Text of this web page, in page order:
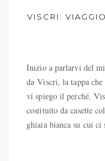
VISCRI:
Inizio a parlarvi del
da Viscri, la tappa
vi spiego il perché.
costituito da casette
ghiaia bianca su cui